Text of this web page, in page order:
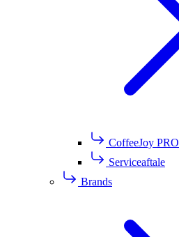
CoffeeJoy PRO
Serviceaftale
Brands